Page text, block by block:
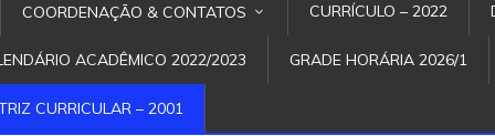
COORDENAÇÃO & CONTATOS CURRÍCULO – 2022
ACADÊMICO 2022/2023 GRADE HORÁRIA 2026/1
CURRICULAR – 2001